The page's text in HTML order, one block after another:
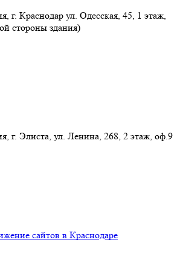
г. Краснодар ул. Одесская, 45, 1 этаж,
стороны здания)
г. Элиста, ул. Ленина, 268, 2 этаж, оф.9